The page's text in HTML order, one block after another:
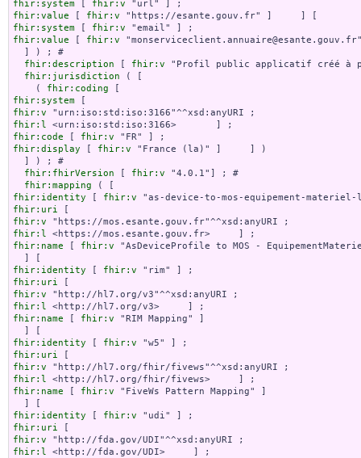
fhir:system [ fhir:v
fhir:value [ fhir:v
fhir:system [ fhir:v
fhir:value [ fhir:v
  ] ) ; #
fhir:description [ fhir:v "Profil public applicatif créé à
fhir:jurisdiction ( [
    (
fhir:coding
fhir:system
fhir:v
fhir:l
fhir:code [ fhir:v
fhir:display [ fhir:v "France (la)" ]     ] )
  ] ) ; #
fhir:fhirVersion [ fhir:v "4.0.1"] ; #
fhir:mapping
fhir:identity [ fhir:v
fhir:uri
fhir:v
fhir:l
fhir:name [ fhir:v "AsDeviceProfile to MOS -
fhir:identity [ fhir:v
fhir:uri
fhir:v
fhir:l
fhir:name [ fhir:v "RIM Mapping" ]
fhir:identity [ fhir:v
fhir:uri
fhir:v
fhir:l
fhir:name [ fhir:v "FiveWs Pattern Mapping" ]
fhir:identity [ fhir:v
fhir:uri
fhir:v
fhir:l